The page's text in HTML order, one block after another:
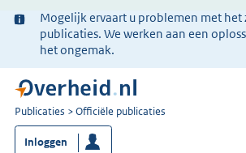
Ter
informatie:
Mogelijk ervaart u problemen met het
publicaties. We werken aan een
het ongemak.
U
bent
nu
Publicaties Officiële publicaties
Inloggen